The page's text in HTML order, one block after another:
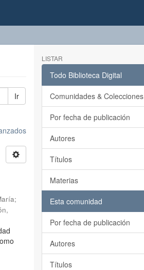
Ir
;
,
LISTAR
Todo Biblioteca Digital
Comunidades & Colecciones
Por fecha de publicación
Autores
Títulos
Materias
Esta comunidad
Por fecha de publicación
Autores
Títulos